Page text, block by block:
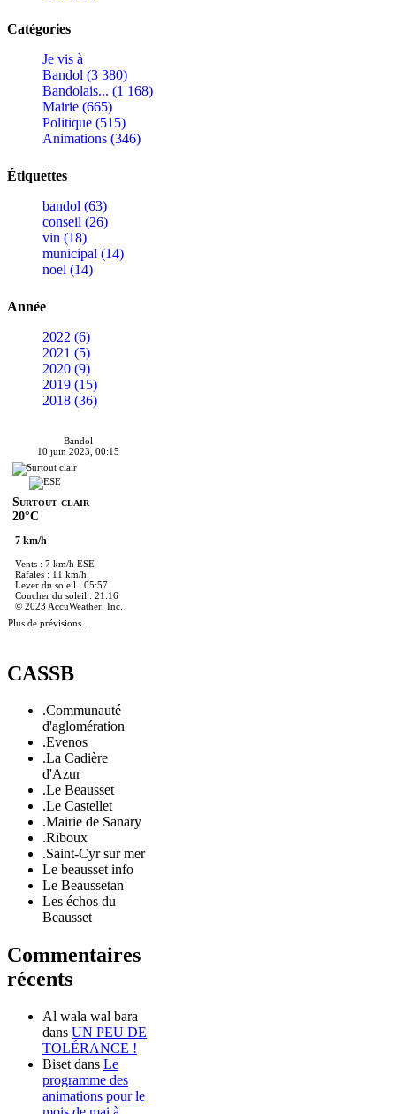
Catégories
Je vis à
Bandol (3 380)
Bandolais... (1 168)
Mairie (665)
Politique (515)
Animations (346)
Étiquettes
bandol (63)
conseil (26)
vin (18)
municipal (14)
noel (14)
Année
2022 (6)
2021 (5)
2020 (9)
2019 (15)
2018 (36)
Bandol
10 juin 2023, 00:15
Surtout clair
20°C
7 km/h
Vents : 7 km/h ESE
Rafales : 11 km/h
Lever du soleil : 05:57
Coucher du soleil : 21:16
© 2023 AccuWeather, Inc.
Plus de prévisions...
CASSB
.Communauté
d'aglomération
.Evenos
.La Cadière
d'Azur
.Le Beausset
.Le Castellet
.Mairie de Sanary
.Riboux
.Saint-Cyr sur mer
Le beausset info
Le Beaussetan
Les échos du
Beausset
Commentaires
récents
Al wala wal bara
dans UN PEU DE
TOLÉRANCE !
Biset dans Le
programme des
animations pour le